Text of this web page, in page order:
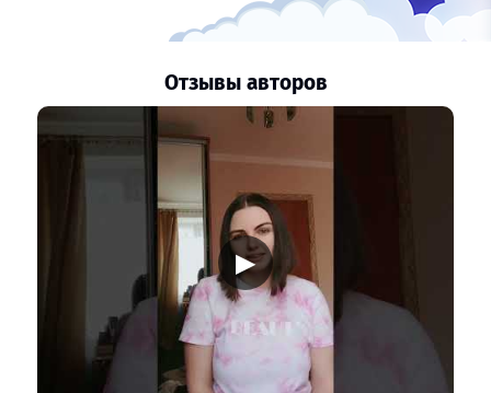
Отзывы авторов
▶